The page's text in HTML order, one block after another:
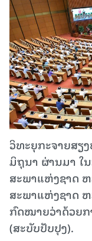
ວິທະຍຸກະຈາຍສຽ
ມິຖຸນາ ຜ່ານມາ ໃ
ສະພາແຫ່ງຊາດ
ສະພາແຫ່ງຊາດ
ກົດໝາຍວ່າດ້ວຍ
(ສະບັບປັບປຸງ).